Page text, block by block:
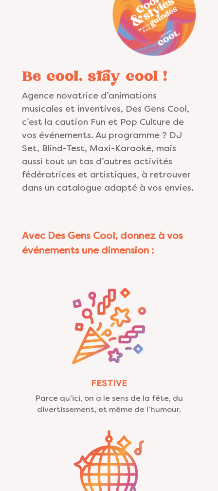
Be cool, stay cool !
Agence novatrice d’animations
musicales et inventives, Des Gens Cool,
c’est la caution Fun et Pop Culture de
vos événements. Au programme ? DJ
Set, Blind-Test, Maxi-Karaoké, mais
aussi tout un tas d’autres activités
fédératrices et artistiques, à retrouver
dans un catalogue adapté à vos envies.
Avec Des Gens Cool, donnez à vos
événements une dimension :
FESTIVE
Parce qu’ici, on a le sens de la fête, du
divertissement, et même de l’humour.